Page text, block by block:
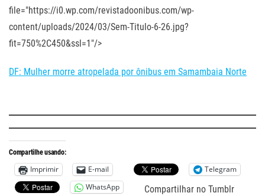
file="https://i0.wp.com/revistadoonibus.com/wp-
content/uploads/2024/03/Sem-Titulo-6-26.jpg?
fit=750%2C450&ssl=1"/>
DF: Mulher morre atropelada por ônibus em Samambaia Norte
Compartilhe usando:
Imprimir E-mail
Telegram
WhatsApp
Compartilhar no Tumblr